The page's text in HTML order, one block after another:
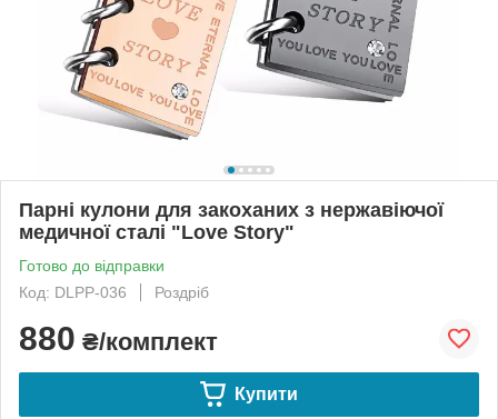
Парні кулони для закоханих з нержавіючої
медичної сталі "Love Story"
Готово до відправки
Код: DLPP-036
Роздріб
880 ₴/комплект
Купити